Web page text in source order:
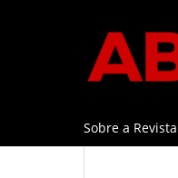
Sobre a Revista